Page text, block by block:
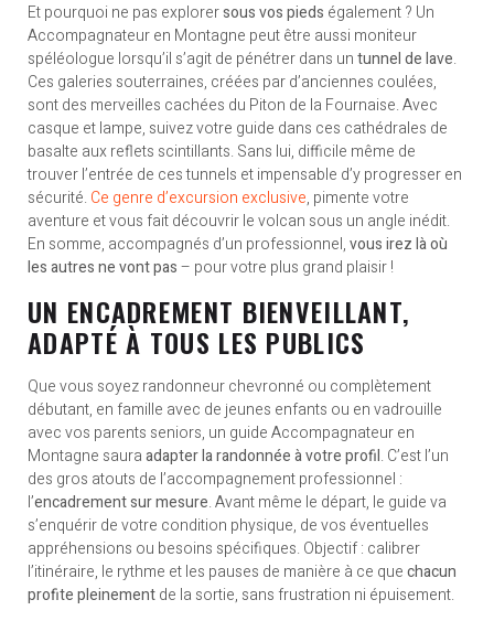
Et pourquoi ne pas explorersous vos pieds également ? Un
Accompagnateur en Montagne peut être aussi moniteur
spéléologue lorsqu’il s’agit de pénétrer dans untunnel de lave.
Ces galeries souterraines, créées par d’anciennes coulées,
sont des merveilles cachées du Piton de la Fournaise. Avec
casque et lampe, suivez votre guide dans ces cathédrales de
basalte aux reflets scintillants. Sans lui, difficile même de
trouver l’entrée de ces tunnels et impensable d’y progresser en
sécurité. Ce genre d’excursion exclusive, pimente votre
aventure et vous fait découvrir le volcan sous un angle inédit.
En somme, accompagnés d’un professionnel,vous irez là où
les autres ne vont pas– pour votre plus grand plaisir !
UN ENCADREMENT BIENVEILLANT,
ADAPTÉ À TOUS LES PUBLICS
Que vous soyez randonneur chevronné ou complètement
débutant, en famille avec de jeunes enfants ou en vadrouille
avec vos parents seniors, un guide Accompagnateur en
Montagne sauraadapter la randonnée à votre profil. C’est l’un
des gros atouts de l’accompagnement professionnel :
l’encadrement sur mesure. Avant même le départ, le guide va
s’enquérir de votre condition physique, de vos éventuelles
appréhensions ou besoins spécifiques. Objectif : calibrer
l’itinéraire, le rythme et les pauses de manière à ce quechacun
profite pleinementde la sortie, sans frustration ni épuisement.